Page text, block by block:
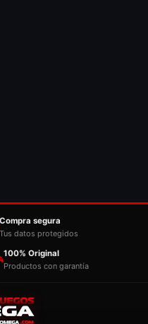
Compra segura
Tus datos protegidos
100% Original
Productos con garantía